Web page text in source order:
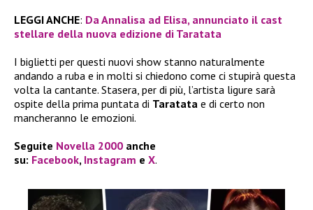
LEGGI ANCHE: Da Annalisa ad Elisa, annunciato il cast
stellare della nuova edizione di Taratata
I biglietti per questi nuovi show stanno naturalmente
andando a ruba e in molti si chiedono come ci stupirà questa
volta la cantante. Stasera, per di più, l’artista ligure sarà
ospite della prima puntata di Taratata e di certo non
mancheranno le emozioni.
Seguite Novella 2000 anche
su: Facebook, Instagram e X.